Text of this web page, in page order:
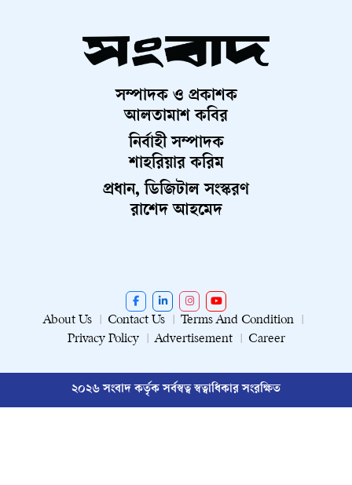
সম্পাদক ও প্রকাশক
আলতামাশ কবির
নির্বাহী সম্পাদক
শাহরিয়ার করিম
প্রধান, ডিজিটাল সংস্করণ
রাশেদ আহমেদ
About Us Contact Us
Terms And Condition
Privacy Policy
Advertisement Career
২০২৬ সংবাদ কর্তৃক সর্বস্বত্ব স্বত্বাধিকার সংরক্ষিত